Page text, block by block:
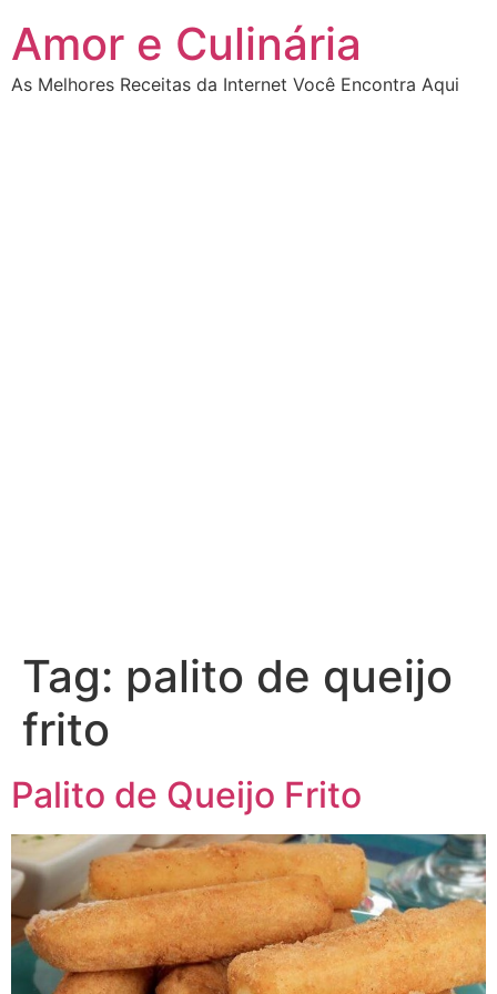
para
conteúdo
Amor e Culinária
As Melhores Receitas da Internet Você Encontra Aqui
Tag: palito de queijo
frito
Palito de Queijo Frito